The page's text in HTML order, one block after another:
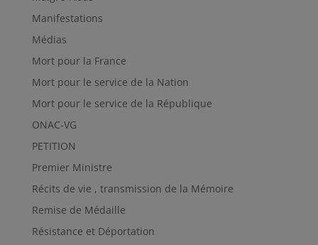
Manifestations
Médias
Mort pour la France
Mort pour le service de la Nation
Mort pour le service de la République
ONAC-VG
PETITION
Premier Ministre
Récits de vie , transmission de la Mémoire
Remise de Médaille
Résistance et Déportation